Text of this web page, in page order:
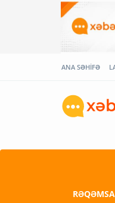
ANA SƏHİFƏ